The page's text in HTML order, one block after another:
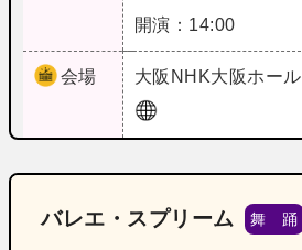
開演：14:00
会場 大阪 NHK大阪ホール
バレエ・スプリーム 舞 踊